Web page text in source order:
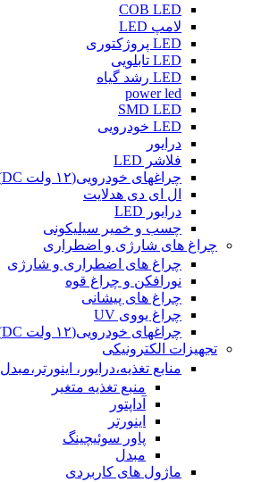
COB LED
لامپ LED
LED پروژکتوری
LED تابلویی
LED رشد گیاه
power led
SMD LED
LED خودرویی
درایور
فلاشر LED
چراغهای خودرویی(۱۲ ولت DC)
ال ای دی هدلایت
درایور LED
چسب و خمیر سیلیکونی
چراغ های شارژی و اضطراری
چراغ های اضطراری و شارژی
نورافکن و چراغ قوه
چراغ های پیشانی
چراغ یووی UV
چراغهای خودرویی(۱۲ ولت DC)
تجهیزات الکترونیکی
منابع تغذیه،درایور، اینورتر،مبدل
منبع تغذیه متغیر
آداپتور
اینورتر
پاور سوئیچینگ
مبدل
ماژول های کاربردی